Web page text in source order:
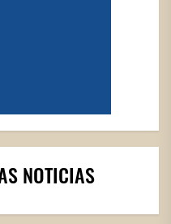
NOTICIAS